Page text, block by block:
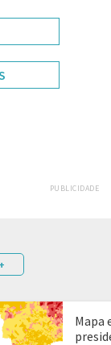
PUBLICIDADE
Mapa